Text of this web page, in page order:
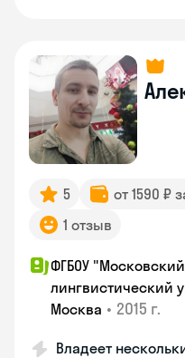
5 от 1590 ₽
1 отзыв
ФГБОУ
лингвистический
Москва • 2015 г.
Владеет